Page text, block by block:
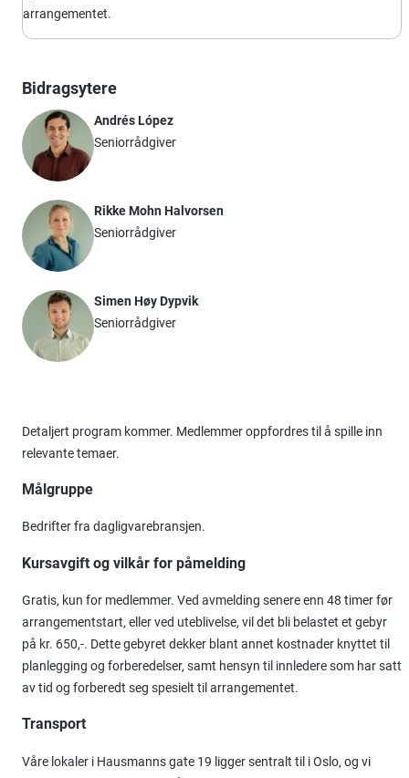
arrangementet.
Bidragsytere
Andrés López
Seniorrådgiver
Rikke Mohn Halvorsen
Seniorrådgiver
Simen Høy Dypvik
Seniorrådgiver
Detaljert program kommer. Medlemmer oppfordres til å spille inn
relevante temaer.
Målgruppe
Bedrifter fra dagligvarebransjen.
Kursavgift og vilkår for påmelding
Gratis, kun for medlemmer. Ved avmelding senere enn 48 timer før
arrangementstart, eller ved uteblivelse, vil det bli belastet et gebyr
på kr. 650,-. Dette gebyret dekker blant annet kostnader knyttet til
planlegging og forberedelser, samt hensyn til innledere som har satt
av tid og forberedt seg spesielt til arrangementet.
Transport
Våre lokaler i Hausmanns gate 19 ligger sentralt til i Oslo, og vi